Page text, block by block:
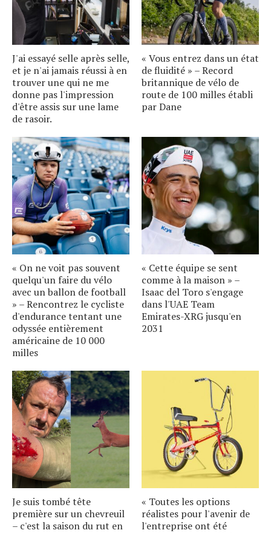
J'ai essayé selle après selle,
et je n'ai jamais réussi à en
trouver une qui ne me
donne pas l'impression
d'être assis sur une lame
de rasoir.
« Vous entrez dans un état
de fluidité » – Record
britannique de vélo de
route de 100 milles établi
par Dane
« On ne voit pas souvent
quelqu'un faire du vélo
avec un ballon de football
» – Rencontrez le cycliste
d'endurance tentant une
odyssée entièrement
américaine de 10 000
milles
« Cette équipe se sent
comme à la maison » –
Isaac del Toro s'engage
dans l'UAE Team
Emirates-XRG jusqu'en
2031
Je suis tombé tête
première sur un chevreuil
– c'est la saison du rut en
« Toutes les options
réalistes pour l'avenir de
l'entreprise ont été